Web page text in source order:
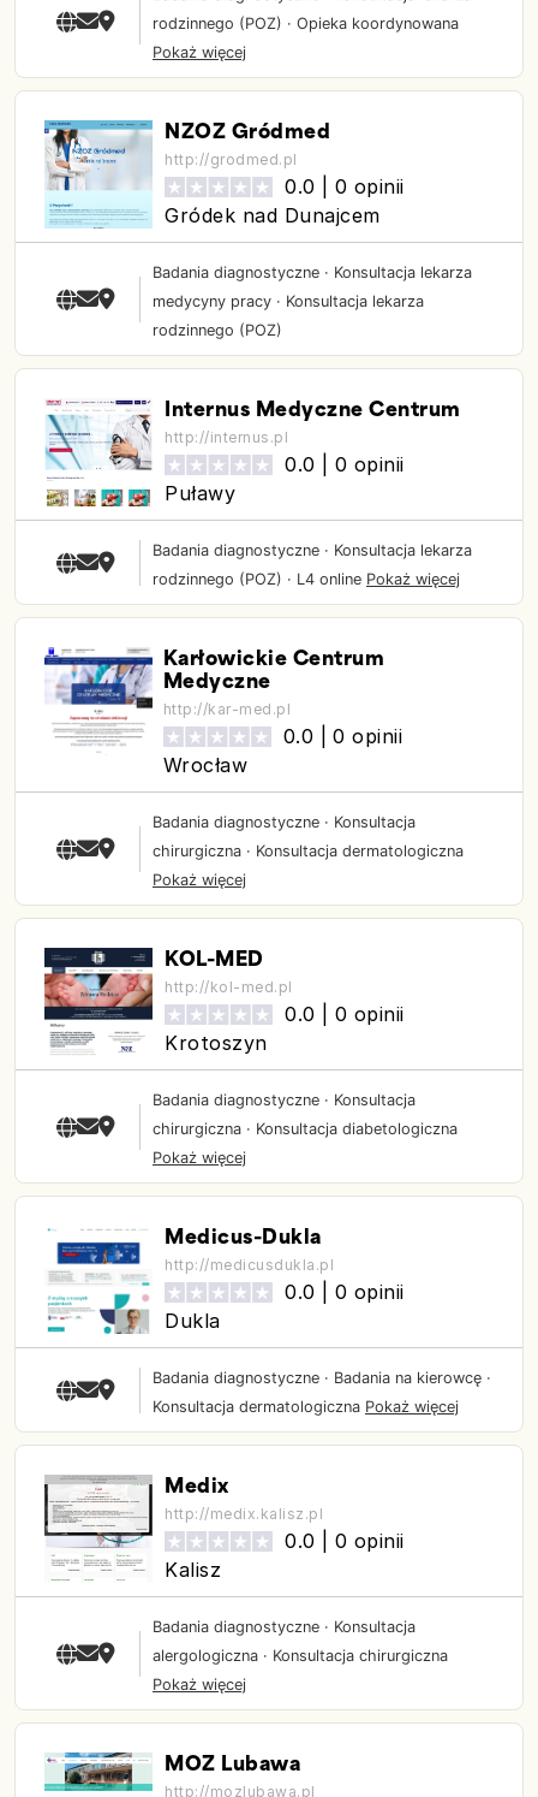
rodzinnego (POZ) · Opieka koordynowana
Pokaż więcej
NZOZ Gródmed
http://grodmed.pl
0.0 |
0 opinii
Gródek nad Dunajcem
Badania diagnostyczne · Konsultacja lekarza
medycyny pracy · Konsultacja lekarza
rodzinnego (POZ)
Internus Medyczne Centrum
http://internus.pl
0.0 |
0 opinii
Puławy
Badania diagnostyczne · Konsultacja lekarza
rodzinnego (POZ) · L4 online Pokaż więcej
Karłowickie Centrum
Medyczne
http://kar-med.pl
0.0 |
0 opinii
Wrocław
Badania diagnostyczne · Konsultacja
chirurgiczna · Konsultacja dermatologiczna
Pokaż więcej
KOL-MED
http://kol-med.pl
0.0 |
0 opinii
Krotoszyn
Badania diagnostyczne · Konsultacja
chirurgiczna · Konsultacja diabetologiczna
Pokaż więcej
Medicus-Dukla
http://medicusdukla.pl
0.0 |
0 opinii
Dukla
Badania diagnostyczne · Badania na kierowcę ·
Konsultacja dermatologiczna Pokaż więcej
Medix
http://medix.kalisz.pl
0.0 |
0 opinii
Kalisz
Badania diagnostyczne · Konsultacja
alergologiczna · Konsultacja chirurgiczna
Pokaż więcej
MOZ Lubawa
http://mozlubawa.pl